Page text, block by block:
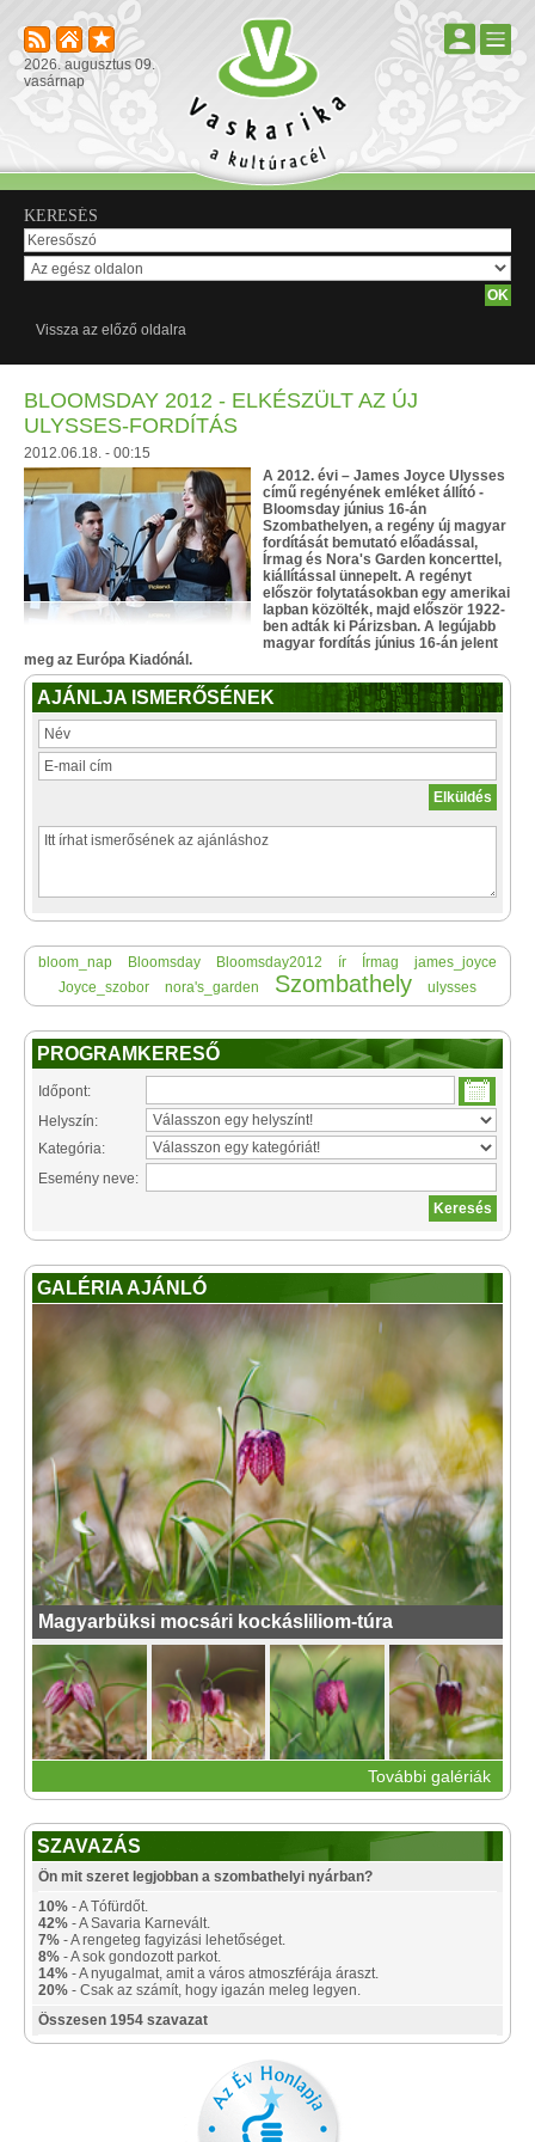
2026. augusztus 09.
vasárnap
KERESÉS
Vissza az előző oldalra
BLOOMSDAY 2012 - ELKÉSZÜLT AZ ÚJ
ULYSSES-FORDÍTÁS
2012.06.18. - 00:15
A 2012. évi – James Joyce Ulysses
című regényének emléket állító -
Bloomsday június 16-án
Szombathelyen, a regény új magyar
fordítását bemutató előadással,
Írmag és Nora's Garden koncerttel,
kiállítással ünnepelt. A regényt
először folytatásokban egy amerikai
lapban közölték, majd először 1922-
ben adták ki Párizsban. A legújabb
magyar fordítás június 16-án jelent
meg az Európa Kiadónál.
AJÁNLJA ISMERŐSÉNEK
bloom_nap Bloomsday Bloomsday2012 ír Írmag
james_joyce
Joyce_szobor
nora's_garden Szombathely ulysses
PROGRAMKERESŐ
Időpont:
Helyszín:
Kategória:
Esemény neve:
GALÉRIA AJÁNLÓ
Magyarbüksi mocsári kockásliliom-túra
További galériák
SZAVAZÁS
Ön mit szeret legjobban a szombathelyi nyárban?
10% - A Tófürdőt.
42% - A Savaria Karnevált.
7% - A rengeteg fagyizási lehetőséget.
8% - A sok gondozott parkot.
14% - A nyugalmat, amit a város atmoszférája áraszt.
20% - Csak az számít, hogy igazán meleg legyen.
Összesen 1954 szavazat